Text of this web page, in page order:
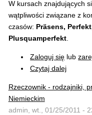
W kursach znajdujących
wątpliwości związane z
czasów: Präsens,
Plusquamperfekt.
Zaloguj się lub
Czytaj dalej
Rzeczownik - rodzajniki,
Niemieckim
admin, wt., 01/25/2011 -